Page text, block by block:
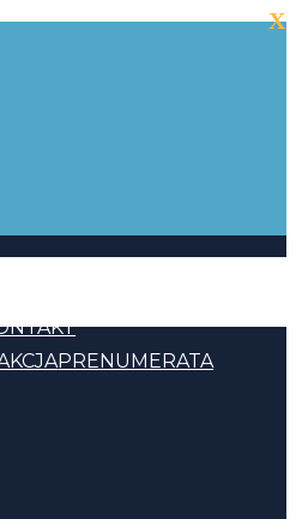
PRENUMERATA
X